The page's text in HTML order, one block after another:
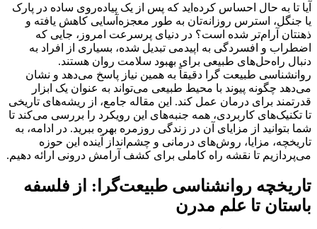
آیا تا به حال احساس کرده‌اید که پس از یک پیاده‌روی ساده در پارک
یا جنگل، استرس روزانه‌تان به طور معجزه‌آسایی کاهش یافته و
ذهنتان آرام‌تر شده است؟ در دنیای پرسرعت امروز، جایی که
اضطراب و افسردگی به اپیدمی تبدیل شده، بسیاری از افراد به
دنبال راه‌حل‌های طبیعی برای بهبود سلامت روان هستند.
روانشناسی طبیعت گرا دقیقاً به همین نیاز پاسخ می‌دهد و نشان
می‌دهد چگونه پیوند با محیط طبیعی می‌تواند به عنوان یک ابزار
قدرتمند برای درمان عمل کند. این مقاله جامع، از ریشه‌های تاریخی
تا تکنیک‌های کاربردی، همه جنبه‌های این رویکرد را بررسی می‌کند تا
شما بتوانید از مزایای آن در زندگی روزمره بهره ببرید. در ادامه، به
تاریخچه، مزایا، روش‌های درمانی و چشم‌انداز آینده این حوزه
می‌پردازیم تا نقشه راه کاملی برای کشف آرامش درونی ارائه دهیم.
تاریخچه روانشناسی طبیعت‌گرا: از فلسفه
باستان تا علم مدرن